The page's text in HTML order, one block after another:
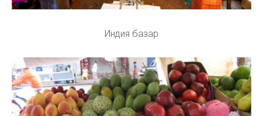
Индия базар